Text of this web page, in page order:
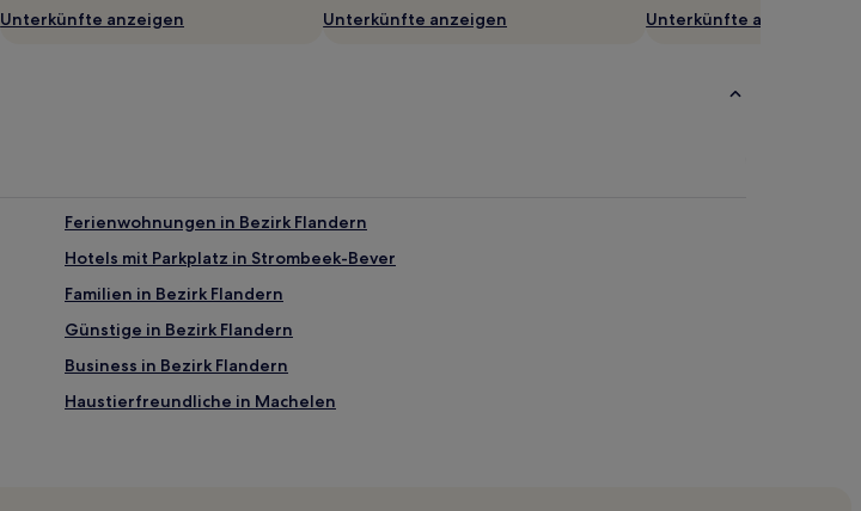
Unterkünfte anzeigen Unterkünfte anzeigen
Unterkünfte anzeigen
Ferienwohnungen in Bezirk Flandern
Hotels mit Parkplatz in Strombeek-Bever
Familien in Bezirk Flandern
Günstige in Bezirk Flandern
Business in Bezirk Flandern
Haustierfreundliche in Machelen